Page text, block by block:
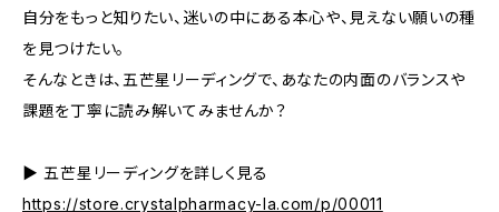
自分をもっと知りたい、迷いの中にある本心や、見えない願いの種
を見つけたい。
そんなときは、五芒星リーディングで、あなたの内面のバランスや
課題を丁寧に読み解いてみませんか？
▶︎ 五芒星リーディングを詳しく見る
https://store.crystalpharmacy-la.com/p/00011